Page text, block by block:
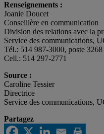
Renseignements :
Joanie Doucet
Conseillère en communication
Division des relations avec la
Service des communications,
Tél.: 514 987-3000, poste 3268
Cell.: 514 297-2771
Source :
Caroline Tessier
Directrice
Service des communications,
Partagez